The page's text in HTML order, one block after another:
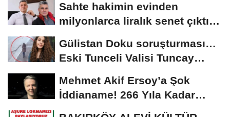
Sahte hakimin evinden
milyonlarca liralık senet çıktı:
Gülistan Doku soruşturması…
Eski Tunceli Valisi Tuncay
Mehmet Akif Ersoy’a Şok
İddianame! 266 Yıla Kadar
Hapis Talebi